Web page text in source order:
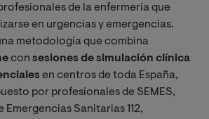
de la enfermería que
en urgencias y emergencias.
metodología que combina
con sesiones de simulación clínica
en centros de toda España,
por profesionales de SEMES,
Emergencias Sanitarias 112,